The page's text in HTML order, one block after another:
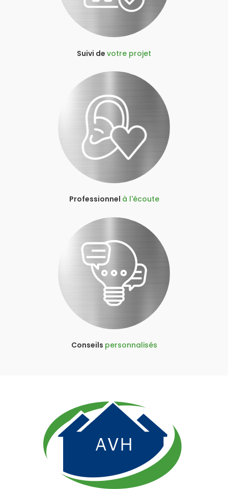
Suivi de votre projet
Professionnel à l'écoute
Conseils personnalisés